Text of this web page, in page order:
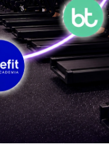
para
capaz de atender
comercial durante
consegue
o atendimento
disponível 24
e preparar o